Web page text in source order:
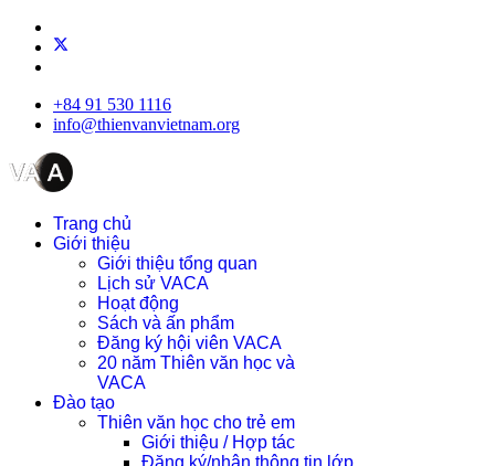
+84 91 530 1116
info@thienvanvietnam.org
Trang chủ
Giới thiệu
Giới thiệu tổng quan
Lịch sử VACA
Hoạt động
Sách và ấn phẩm
Đăng ký hội viên VACA
20 năm Thiên văn học và
VACA
Đào tạo
Thiên văn học cho trẻ em
Giới thiệu / Hợp tác
Đăng ký/nhận thông tin lớp